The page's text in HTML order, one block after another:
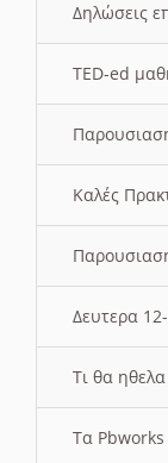
Δηλώσεις
TED-ed
Καλές
Δευτερα
Τι θα
Τα Pbworks